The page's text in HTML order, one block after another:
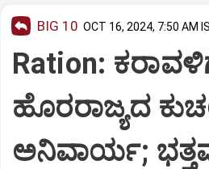
BIG 10 OCT 16, 2024, 7:50 AM
Ration:
ಹೊರರಾಜ್ಯದ
ಅನಿವಾರ್ಯ;